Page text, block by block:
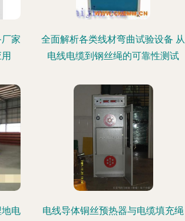
家
全面解析各类线材弯曲试验设备 从
电线电缆到钢丝绳的可靠性测试
地电
电线导体铜丝预热器与电缆填充绳